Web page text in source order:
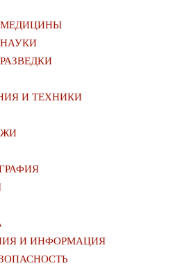
МЕДИЦИНЫ
И ТЕХНИКИ
И ИНФОРМАЦИЯ